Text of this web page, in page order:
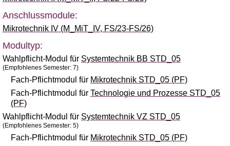
Anschlussmodule:
Mikrotechnik IV (M_MiT_IV, FS/23-FS/26)
Modultyp:
Wahlpflicht-Modul für Systemtechnik BB STD_05
(Empfohlenes Semester: 7)
Fach-Pflichtmodul für Mikrotechnik STD_05 (PF)
Fach-Pflichtmodul für Technologie und Prozesse STD_05
(PF)
Wahlpflicht-Modul für Systemtechnik VZ STD_05
(Empfohlenes Semester: 5)
Fach-Pflichtmodul für Mikrotechnik STD_05 (PF)